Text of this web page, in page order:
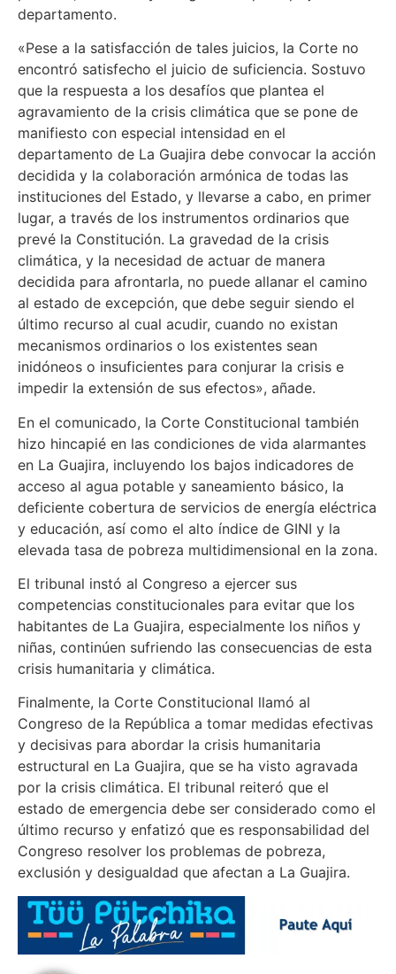
departamento.
«Pese a la satisfacción de tales juicios, la Corte no
encontró satisfecho el juicio de suficiencia. Sostuvo
que la respuesta a los desafíos que plantea el
agravamiento de la crisis climática que se pone de
manifiesto con especial intensidad en el
departamento de La Guajira debe convocar la acción
decidida y la colaboración armónica de todas las
instituciones del Estado, y llevarse a cabo, en primer
lugar, a través de los instrumentos ordinarios que
prevé la Constitución. La gravedad de la crisis
climática, y la necesidad de actuar de manera
decidida para afrontarla, no puede allanar el camino
al estado de excepción, que debe seguir siendo el
último recurso al cual acudir, cuando no existan
mecanismos ordinarios o los existentes sean
inidóneos o insuficientes para conjurar la crisis e
impedir la extensión de sus efectos», añade.
En el comunicado, la Corte Constitucional también
hizo hincapié en las condiciones de vida alarmantes
en La Guajira, incluyendo los bajos indicadores de
acceso al agua potable y saneamiento básico, la
deficiente cobertura de servicios de energía eléctrica
y educación, así como el alto índice de GINI y la
elevada tasa de pobreza multidimensional en la zona.
El tribunal instó al Congreso a ejercer sus
competencias constitucionales para evitar que los
habitantes de La Guajira, especialmente los niños y
niñas, continúen sufriendo las consecuencias de esta
crisis humanitaria y climática.
Finalmente, la Corte Constitucional llamó al
Congreso de la República a tomar medidas efectivas
y decisivas para abordar la crisis humanitaria
estructural en La Guajira, que se ha visto agravada
por la crisis climática. El tribunal reiteró que el
estado de emergencia debe ser considerado como el
último recurso y enfatizó que es responsabilidad del
Congreso resolver los problemas de pobreza,
exclusión y desigualdad que afectan a La Guajira.